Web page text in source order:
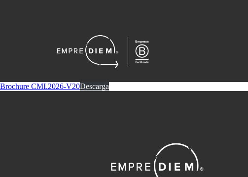
Brochure CMI.2026-V20Descarga